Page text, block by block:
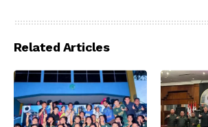
Related Articles